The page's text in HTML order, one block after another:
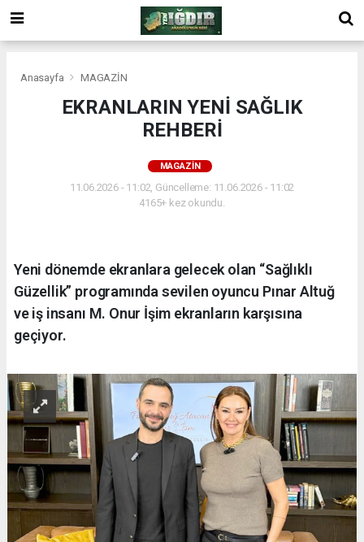
Anasayfa MAGAZİN
EKRANLARIN YENİ SAĞLIK
REHBERİ
MAGAZİN
11.06.2026 - 11:02, Güncelleme: 11.06.2026 - 11:02
4165+ kez okundu.
Yeni dönemde ekranlara gelecek olan “Sağlıklı
Güzellik” programında sevilen oyuncu Pınar Altuğ
ve iş insanı M. Onur İşim ekranların karşısına
geçiyor.